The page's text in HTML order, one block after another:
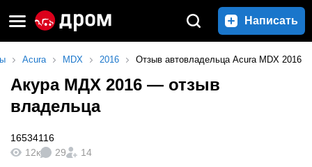
Написать
Acura MDX 2016 Отзыв автовладельца Acura MDX 2016
Акура МДХ 2016 — отзыв
владельца
16534116
12к
29 14